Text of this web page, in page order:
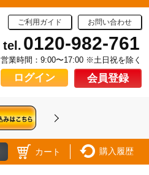
ご利用ガイド お問い合わせ
tel. 0120-982-761
営業時間：9:00〜17:00 ※土日祝を除く
ログイン 会員登録
カート 購入履歴